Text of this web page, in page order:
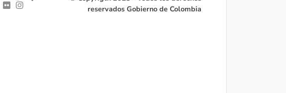
reservados Gobierno de Colombia